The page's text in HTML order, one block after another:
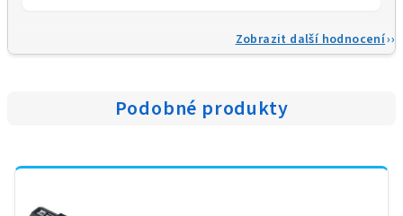
Zobrazit další hodnocení
Podobné produkty